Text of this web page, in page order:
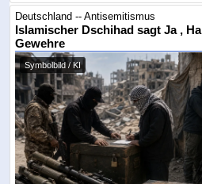
Deutschland -- Antisemitismus
Islamischer Dschihad sagt Ja ,
Gewehre
Symbolbild / KI